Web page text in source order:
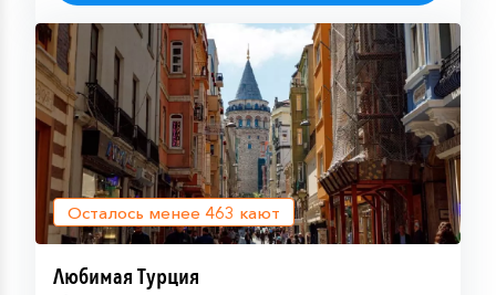
Осталось менее 463 кают
Любимая Турция